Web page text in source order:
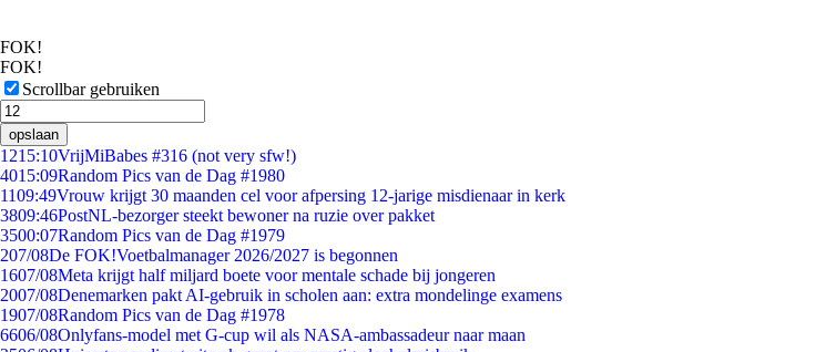
FOK!
FOK!
Scrollbar gebruiken
opslaan
1215:10VrijMiBabes #316 (not very sfw!)
4015:09Random Pics van de Dag #1980
1109:49Vrouw krijgt 30 maanden cel voor afpersing 12-jarige misdienaar in kerk
3809:46PostNL-bezorger steekt bewoner na ruzie over pakket
3500:07Random Pics van de Dag #1979
207/08De FOK!Voetbalmanager 2026/2027 is begonnen
1607/08Meta krijgt half miljard boete voor mentale schade bij jongeren
2007/08Denemarken pakt AI-gebruik in scholen aan: extra mondelinge examens
1907/08Random Pics van de Dag #1978
6606/08Onlyfans-model met G-cup wil als NASA-ambassadeur naar maan